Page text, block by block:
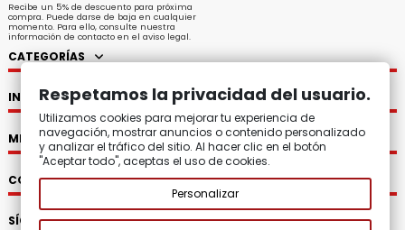
Recibe un 5% de descuento para próxima
compra. Puede darse de baja en cualquier
momento. Para ello, consulte nuestra
información de contacto en el aviso legal.
CATEGORÍAS
INFORMACIÓN
MI CUENTA
CONTACTO
SÍGUENOS
Respetamos la privacidad del usuario.
Utilizamos cookies para mejorar tu experiencia de
navegación, mostrar anuncios o contenido personalizado
y analizar el tráfico del sitio. Al hacer clic en el botón
"Aceptar todo", aceptas el uso de cookies.
Personalizar